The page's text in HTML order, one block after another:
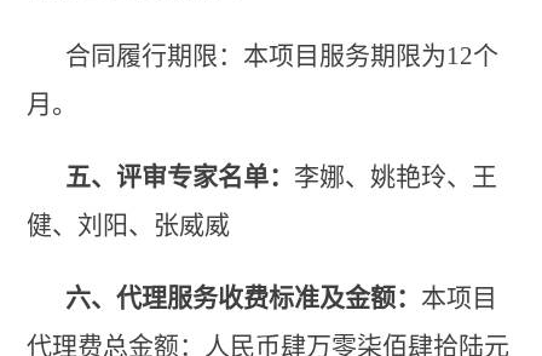
合同履行期限：本项目服务期限为12个
月。
五、评审专家名单： 李娜、姚艳玲、王
健、刘阳、张威威
六、代理服务收费标准及金额： 本项目
代理费总金额：人民币肆万零柒佰肆拾陆元